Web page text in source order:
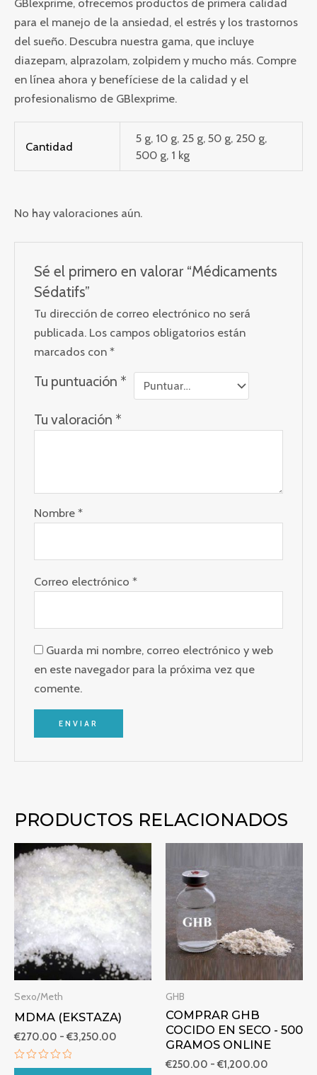
para el manejo de la ansiedad, el estrés y los trastornos
del sueño. Descubra nuestra gama, que incluye
diazepam, alprazolam, zolpidem y mucho más. Compre
en línea ahora y benefíciese de la calidad y el
profesionalismo de GBlexprime.
Cantidad
5 g, 10 g, 25 g, 50 g, 250 g,
500 g, 1 kg
No hay valoraciones aún.
Sé el primero en valorar “Médicaments
Sédatifs”
Tu dirección de correo electrónico no será
publicada. Los campos obligatorios están
marcados con*
Tu puntuación *
Tu valoración *
Nombre*
Correo electrónico*
Guarda mi nombre, correo electrónico y web
en este navegador para la próxima vez que
comente.
PRODUCTOS RELACIONADOS
Sexo/Meth
MDMA (EKSTAZA)
€270.00 - €3,250.00
Rango
de
precios:
desde
€270.00
hasta
€3,250.00
Valorado
GHB
COMPRAR GHB
COCIDO EN SECO - 500
GRAMOS ONLINE
€250.00 - €1,200.00
precios:
desde
€250.00
hasta